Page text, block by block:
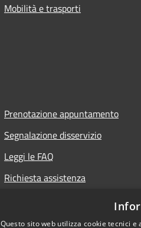
Mobilità e trasporti
Prenotazione appuntamento
Segnalazione disservizio
Leggi le FAQ
Richiesta assistenza
Questo sito web utilizza cookie tecnici